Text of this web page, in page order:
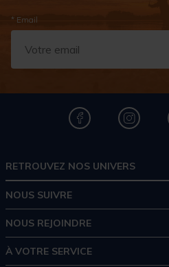
* Email
RETROUVEZ NOS UNIVERS
NOUS SUIVRE
NOUS REJOINDRE
À VOTRE SERVICE